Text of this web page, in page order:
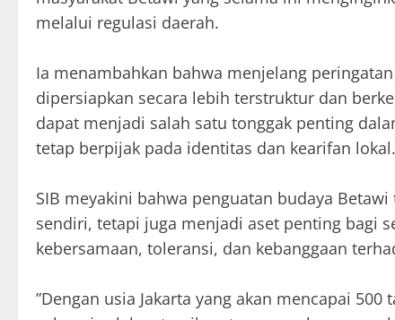
melalui regulasi daerah.
‎Ia menambahkan bahwa menjelang
dipersiapkan secara lebih terstruktur dan
dapat menjadi salah satu tonggak penting
tetap berpijak pada identitas dan kearifan lokal.
‎SIB meyakini bahwa penguatan budaya
sendiri, tetapi juga menjadi aset penting bagi
kebersamaan, toleransi, dan kebanggaan
‎”Dengan usia Jakarta yang akan mencapai